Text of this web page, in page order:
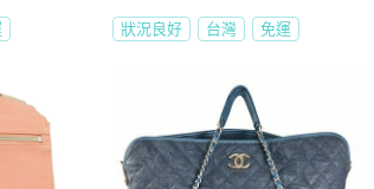
狀況良好 台灣 免運